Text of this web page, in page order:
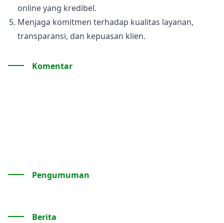
online yang kredibel.
Menjaga komitmen terhadap kualitas layanan,
transparansi, dan kepuasan klien.
Komentar
Pengumuman
Berita